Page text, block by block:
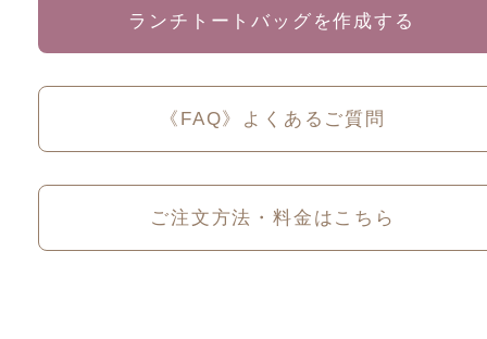
ランチトートバッグを作成する
《FAQ》よくあるご質問
ご注文方法・料金はこちら